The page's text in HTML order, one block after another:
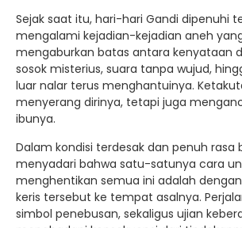
Sejak saat itu, hari-hari Gandi dipenuhi
mengalami kejadian-kejadian aneh
mengaburkan batas antara kenyataan
sosok misterius, suara tanpa wujud,
luar nalar terus menghantuinya.
menyerang dirinya, tetapi juga
ibunya.
Dalam kondisi terdesak dan penuh rasa
menyadari bahwa satu-satunya cara
menghentikan semua ini adalah
keris tersebut ke tempat asalnya.
simbol penebusan, sekaligus ujian